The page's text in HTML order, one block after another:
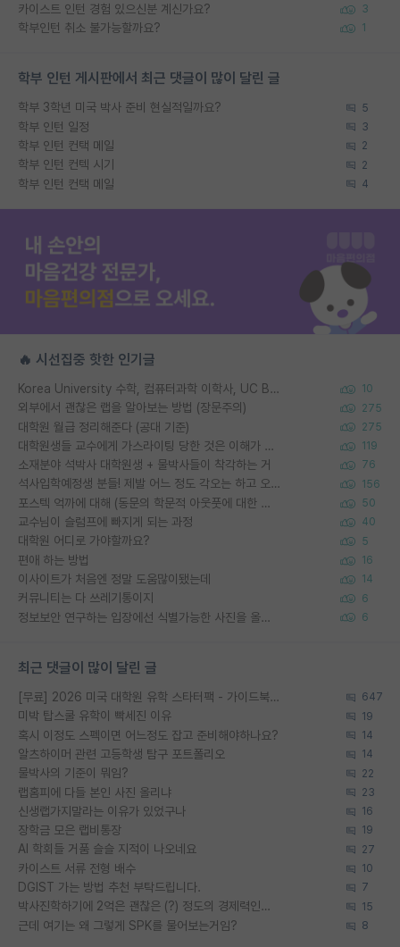
카이스트 인턴 경험 있으신분 계신가요? 3
학부인턴 취소 불가능할까요? 1
학부 인턴 게시판에서 최근 댓글이 많이 달린 글
학부 3학년 미국 박사 준비 현실적일까요? 5
학부 인턴 일정 3
학부 인턴 컨택 메일 2
학부 인턴 컨텍 시기 2
학부 인턴 컨택 메일 4
🔥 시선집중 핫한 인기글
Korea University 수학, 컴퓨터과학 이학사, UC Berkeley 산업공학 대학원 공학박사가 되는 것은 쉽지 않겠죠? 10
외부에서 괜찮은 랩을 알아보는 방법 (장문주의) 275
대학원 월급 정리해준다 (공대 기준) 275
대학원생들 교수에게 가스라이팅 당한 것은 이해가 갑니다. 안타깝네요. 119
소재분야 석박사 대학원생 + 물박사들이 착각하는 거 76
석사입학예정생 분들! 제발 어느 정도 각오는 하고 오세요. 156
포스텍 억까에 대해 (동문의 학문적 아웃풋에 대한 반박) 50
교수님이 슬럼프에 빠지게 되는 과정 40
대학원 어디로 가야할까요? 5
편애 하는 방법 16
이사이트가 처음엔 정말 도움많이됐는데 14
커뮤니티는 다 쓰레기통이지 6
정보보안 연구하는 입장에선 식별가능한 사진을 올리는건 비추이긴함 6
최근 댓글이 많이 달린 글
[무료] 2026 미국 대학원 유학 스타터팩 - 가이드북 & 합격자 컨택메일 템플릿 647
미박 탑스쿨 유학이 빡세진 이유 19
혹시 이정도 스펙이면 어느정도 잡고 준비해야하나요? 14
알츠하이머 관련 고등학생 탐구 포트폴리오 14
물박사의 기준이 뭐임? 22
랩홈피에 다들 본인 사진 올리냐 23
신생랩가지말라는 이유가 있었구나 16
장학금 모은 랩비통장 19
AI 학회들 거품 슬슬 지적이 나오네요 27
카이스트 서류 전형 배수 10
DGIST 가는 방법 추천 부탁드립니다. 7
박사진학하기에 2억은 괜찮은 (?) 정도의 경제력인가요 15
근데 여기는 왜 그렇게 SPK를 물어보는거임? 8